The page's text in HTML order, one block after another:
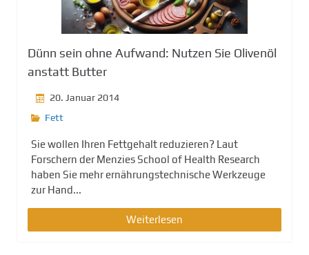
Dünn sein ohne Aufwand: Nutzen Sie Olivenöl
anstatt Butter
20. Januar 2014
Fett
Sie wollen Ihren Fettgehalt reduzieren? Laut
Forschern der Menzies School of Health Research
haben Sie mehr ernährungstechnische Werkzeuge
zur Hand...
Weiterlesen